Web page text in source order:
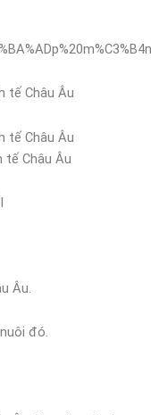
tế Châu Âu
tế Châu Âu
tế Châu Âu
Âu.
đó.